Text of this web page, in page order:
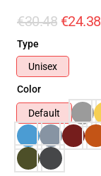
€30.48 €24.38
Type
Unisex
Color
Default